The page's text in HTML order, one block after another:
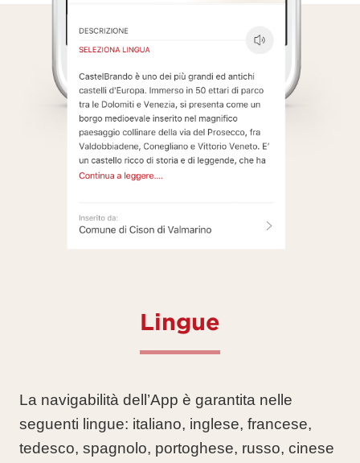
Lingue
La navigabilità dell’App è garantita nelle
seguenti lingue: italiano, inglese, francese,
tedesco, spagnolo, portoghese, russo, cinese